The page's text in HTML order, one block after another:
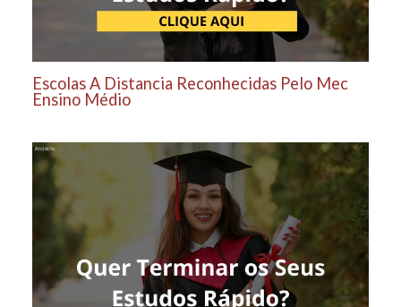
Escolas A Distancia Reconhecidas Pelo Mec
Ensino Médio